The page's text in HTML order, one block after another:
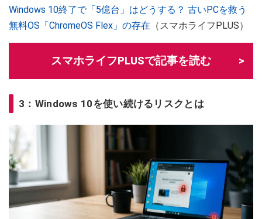
Windows 10終了で「5億台」はどうする？ 古いPCを救う
無料OS「ChromeOS Flex」の存在 （スマホライフPLUS）
スマホライフPLUSで記事を読む
3：Windows 10を使い続けるリスクとは